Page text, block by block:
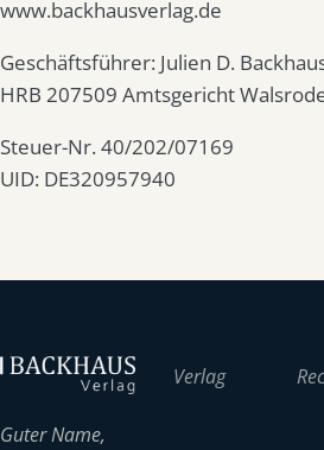
www.backhausverlag.de
Geschäftsführer: Julien D.
HRB 207509 Amtsgericht
Steuer-Nr. 40/202/07169
UID: DE320957940
Guter Name,
Verlag